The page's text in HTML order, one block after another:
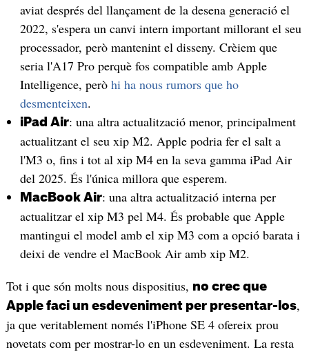
aviat després del llançament de la desena generació el
2022, s'espera un canvi intern important millorant el seu
processador, però mantenint el disseny. Crèiem que
seria l'A17 Pro perquè fos compatible amb Apple
Intelligence, però hi ha nous rumors que ho
desmenteixen.
iPad Air: una altra actualització menor, principalment
actualitzant el seu xip M2. Apple podria fer el salt a
l'M3 o, fins i tot al xip M4 en la seva gamma iPad Air
del 2025. És l'única millora que esperem.
MacBook Air: una altra actualització interna per
actualitzar el xip M3 pel M4. És probable que Apple
mantingui el model amb el xip M3 com a opció barata i
deixi de vendre el MacBook Air amb xip M2.
Tot i que són molts nous dispositius, no crec que
Apple faci un esdeveniment per presentar-los,
ja que veritablement només l'iPhone SE 4 ofereix prou
novetats com per mostrar-lo en un esdeveniment. La resta